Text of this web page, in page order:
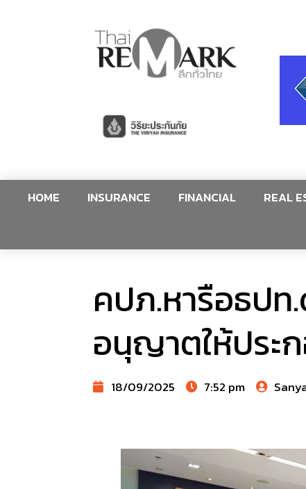
HOME INSURANCE FINANCIAL REAL
คปภ.หารือธป
อนุญาตให้ประ
18/09/2025 7:52 pm